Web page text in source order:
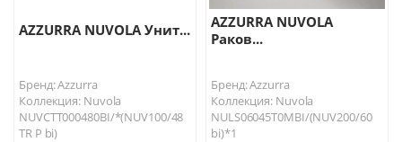
AZZURRA NUVOLA Унит...
Бренд: Azzurra
Коллекция: Nuvola
NUVCTT000480BI/*(NUV100/48
TR P bi)
AZZURRA NUVOLA
Раков...
Бренд: Azzurra
Коллекция: Nuvola
NULS06045T0MBI/(NUV200/60
bi)*1